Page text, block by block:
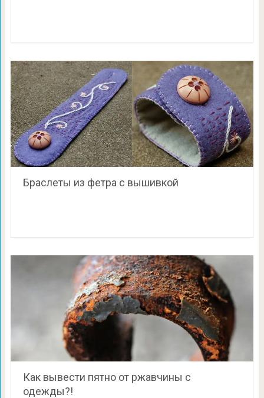
Браслеты из фетра с вышивкой
Как вывести пятно от ржавчины с
одежды?!